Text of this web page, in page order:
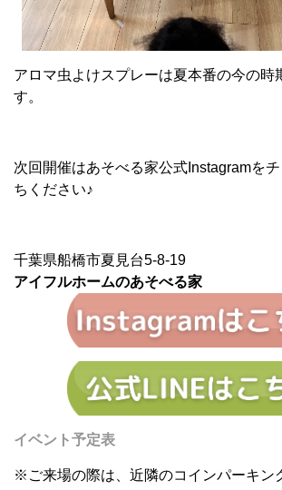
アロマ虫よけスプレーは夏本番の今の時
す。
次回開催はあそべる家公式Instagramを
ちください♪
千葉県船橋市夏見台5-8-19
アイフルホームのあそべる家
イベント予定表
※ご来場の際は、近隣のコインパーキン